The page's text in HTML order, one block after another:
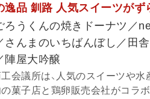
逸品 釧路 人気スイーツが
ろうくんの焼きドーナツ／
さんまのいちばんぼし／田
陣屋大吟醸
会議所は、人気のスイーツや水
菓子店と鶏卵販売会社がコラ